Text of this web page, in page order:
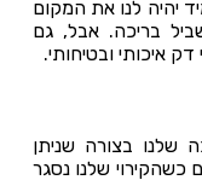
יהיה לנו את המקום
בריכה. אבל, גם
דק איכותי ובטיחותי.
שלנו בצורה שניתן
שלנו נסגר